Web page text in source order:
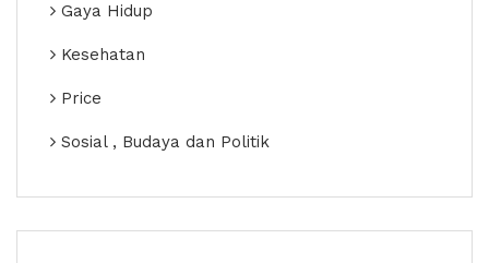
Gaya Hidup
Kesehatan
Price
Sosial , Budaya dan Politik